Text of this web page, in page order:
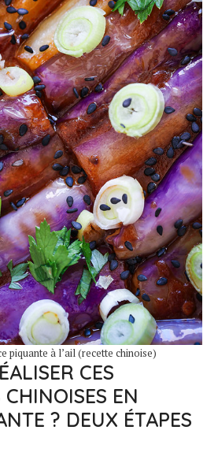
piquante à l’ail (recette chinoise)
CES
EN
? DEUX ÉTAPES